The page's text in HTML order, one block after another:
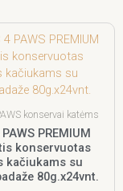
konservai katėms
PREMIUM
konservuotas
kačiukams su
80g.x24vnt.